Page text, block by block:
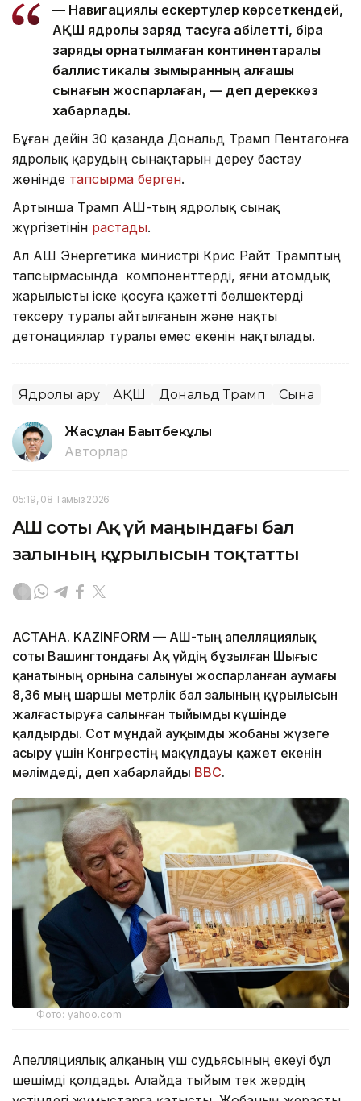
— Навигациялық ескертулер көрсеткендей,
АҚШ ядролық заряд тасуға қабілетті, бірақ
заряды орнатылмаған континентаралық
баллистикалық зымыранның алғашқы
сынағын жоспарлаған, — деп дереккөз
хабарлады.
Бұған дейін 30 қазанда Дональд Трамп Пентагонға
ядролық қарудың сынақтарын дереу бастау
жөнінде тапсырма берген.
Артынша Трамп АҚШ-тың ядролық сынақ
жүргізетінін растады.
Ал АҚШ Энергетика министрі Крис Райт Трамптың
тапсырмасында компоненттерді, яғни атомдық
жарылысты іске қосуға қажетті бөлшектерді
тексеру туралы айтылғанын және нақты
детонациялар туралы емес екенін нақтылады.
Ядролық қару АҚШ Дональд Трамп Сынақ
Жасұлан Бақытбекұлы
Авторлар
05:19, 08 Тамыз 2026
АҚШ соты Ақ үй маңындағы бал
залының құрылысын тоқтатты
АСТАНА. KAZINFORM — АҚШ-тың апелляциялық
соты Вашингтондағы Ақ үйдің бұзылған Шығыс
қанатының орнына салынуы жоспарланған аумағы
8,36 мың шаршы метрлік бал залының құрылысын
жалғастыруға салынған тыйымды күшінде
қалдырды. Сот мұндай ауқымды жобаны жүзеге
асыру үшін Конгрестің мақұлдауы қажет екенін
мәлімдеді, деп хабарлайды BBC.
Фото: yahoo.com
Апелляциялық алқаның үш судьясының екеуі бұл
шешімді қолдады. Алайда тыйым тек жердің